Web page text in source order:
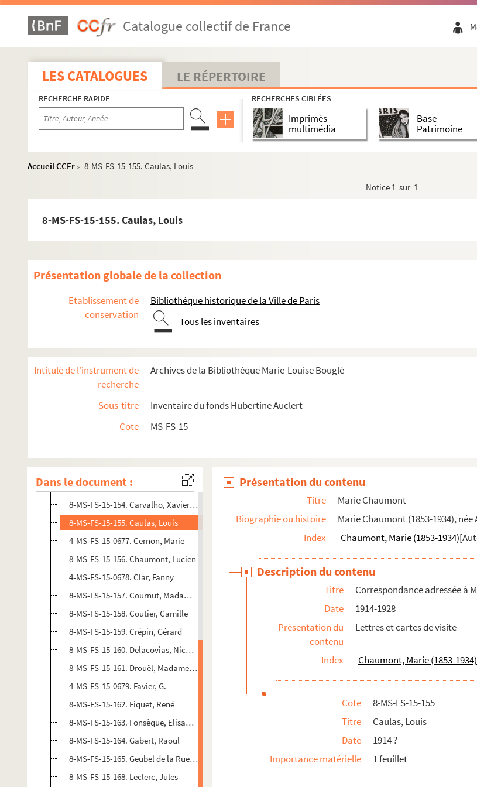
Catalogue collectif de France
LES CATALOGUES LE RÉPERTOIRE
RECHERCHE RAPIDE RECHERCHES CIBLÉES
Imprimés
multimédia
Base
Patrimoine
Accueil CCFr > 8-MS-FS-15-155. Caulas, Louis
Notice 1 sur 1
8-MS-FS-15-155. Caulas, Louis
Présentation globale de la collection
Etablissement de
conservation
Bibliothèque historique de la Ville de Paris
Tous les inventaires
Intitulé de l'instrument de
recherche
Archives de la Bibliothèque Marie-Louise Bouglé
Sous-titre
Inventaire du fonds Hubertine Auclert
Cote
MS-FS-15
Dans le document :
Écrits
Notes et documentation
Correspondance
Objets
À propos d'Hubertine Auclert
Antonin Lévrier
Marie Chaumont
Correspondance de Marie Chaumont
Correspondance adressée à Marie Chaumont
8-MS-FS-15-146. Adam, Delphine
8-MS-FS-15-148. Astié de Valsayre, Marie
8-MS-FS-15-149. Bélilon, Camille
8-MS-FS-15-151. Briaux
8-MS-FS-15-152. Brunot
8-MS-FS-15-153. Buisson, Ferdinand
8-MS-FS-15-154. Carvalho, Xavier de
8-MS-FS-15-155. Caulas, Louis
4-MS-FS-15-0677. Cernon, Marie
8-MS-FS-15-156. Chaumont, Lucien
4-MS-FS-15-0678. Clar, Fanny
8-MS-FS-15-157. Cournut, Madame A. (épouse)
8-MS-FS-15-158. Coutier, Camille
8-MS-FS-15-159. Crépin, Gérard
8-MS-FS-15-160. Delacovias, Nicolas
8-MS-FS-15-161. Drouël, Madame G. (épouse)
4-MS-FS-15-0679. Favier, G.
8-MS-FS-15-162. Fiquet, René
8-MS-FS-15-163. Fonsèque, Elisabeth
8-MS-FS-15-164. Gabert, Raoul
8-MS-FS-15-165. Geubel de la Ruelle, Alice
8-MS-FS-15-168. Leclerc, Jules
Présentation du contenu
Titre
Marie Chaumont
Biographie ou histoire
Marie Chaumont (1853-1934),
Index
Chaumont, Marie (1853-1934)
Description du contenu
Titre
Correspondance adressée à
Date
1914-1928
Présentation du
contenu
Lettres et cartes de visite
Index Chaumont, Marie (1853-1934)
Cote
8-MS-FS-15-155
Titre
Caulas, Louis
Date
1914 ?
Importance matérielle
1 feuillet